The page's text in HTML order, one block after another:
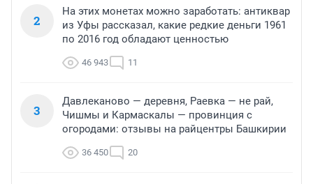
2
На этих монетах можно заработать: антиквар
из Уфы рассказал, какие редкие деньги 1961
по 2016 год обладают ценностью
46 943 11
3
Давлеканово — деревня, Раевка — не рай,
Чишмы и Кармаскалы — провинция с
огородами: отзывы на райцентры Башкирии
36 450 20